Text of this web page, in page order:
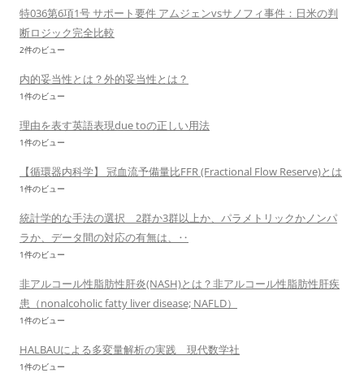
特036第6項1号 サポート要件 アムジェンvsサノフィ事件：日米の判
断ロジック完全比較
2件のビュー
内的妥当性とは？外的妥当性とは？
1件のビュー
理由を表す英語表現due toの正しい用法
1件のビュー
【循環器内科学】 冠血流予備量比FFR (Fractional Flow Reserve)とは
1件のビュー
統計学的な手法の選択 2群か3群以上か、パラメトリックかノンパ
ラか、データ間の対応の有無は、‥
1件のビュー
非アルコール性脂肪性肝炎(NASH)とは？非アルコール性脂肪性肝疾
患（nonalcoholic fatty liver disease; NAFLD）
1件のビュー
HALBAUによる多変量解析の実践 現代数学社
1件のビュー